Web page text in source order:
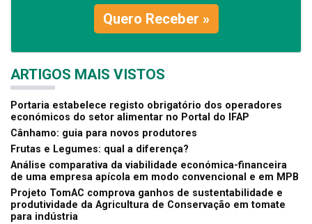
Quero Receber »
ARTIGOS MAIS VISTOS
Portaria estabelece registo obrigatório dos operadores
económicos do setor alimentar no Portal do IFAP
Cânhamo: guia para novos produtores
Frutas e Legumes: qual a diferença?
Análise comparativa da viabilidade económica-financeira
de uma empresa apícola em modo convencional e em MPB
Projeto TomAC comprova ganhos de sustentabilidade e
produtividade da Agricultura de Conservação em tomate
para indústria